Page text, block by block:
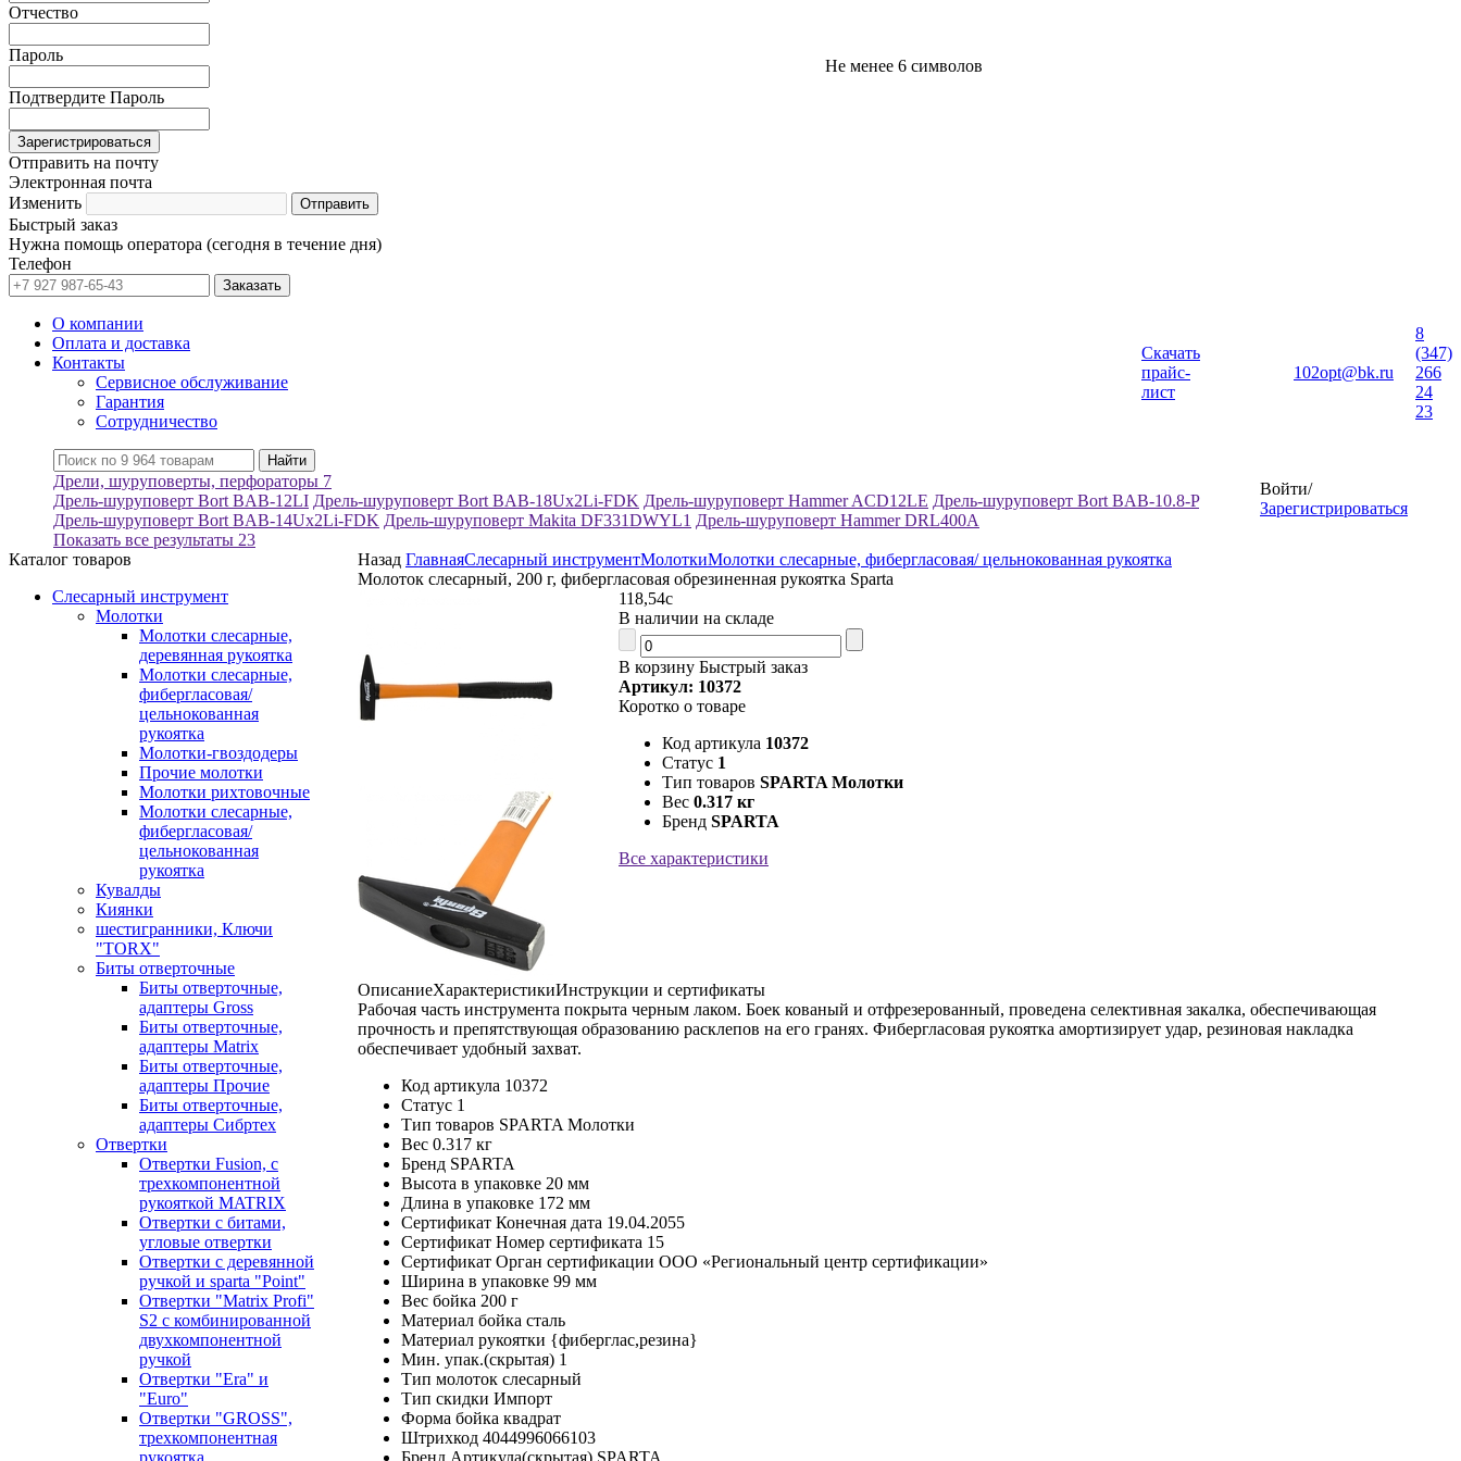
Отчество
Пароль
Не менее 6 символов
Подтвердите Пароль
Отправить на почту
Электронная почта
Изменить
Быстрый заказ
Нужна помощь оператора (сегодня в течение дня)
Телефон
О компании
Оплата и доставка
Контакты
Сервисное обслуживание
Гарантия
Сотрудничество
Скачать
прайс-
лист
102opt@bk.ru
8
(347)
266
24
23
Дрели, шуруповерты, перфораторы 7
Дрель-шуруповерт Bort BAB-12LI Дрель-шуруповерт Bort BAB-18Ux2Li-FDK Дрель-шуруповерт Hammer ACD12LE Дрель-шуруповерт Bort BAB-10.8-P
Дрель-шуруповерт Bort BAB-14Ux2Li-FDK Дрель-шуруповерт Makita DF331DWYL1 Дрель-шуруповерт Hammer DRL400A
Показать все результаты 23
Войти/
Зарегистрироваться
Каталог товаров
Слесарный инструмент
Молотки
Молотки слесарные,
деревянная рукоятка
Молотки слесарные,
фибергласовая/
цельнокованная
рукоятка
Молотки-гвоздодеры
Прочие молотки
Молотки рихтовочные
Молотки слесарные,
фибергласовая/
цельнокованная
рукоятка
Кувалды
Киянки
шестигранники, Ключи
"TORX"
Биты отверточные
Биты отверточные,
адаптеры Gross
Биты отверточные,
адаптеры Matrix
Биты отверточные,
адаптеры Прочие
Биты отверточные,
адаптеры Сибртех
Отвертки
Отвертки Fusion, c
трехкомпонентной
рукояткой MATRIX
Отвертки с битами,
угловые отвертки
Отвертки с деревянной
ручкой и sparta "Point"
Отвертки "Matrix Profi"
S2 с комбинированной
двухкомпонентной
ручкой
Отвертки "Era" и
"Euro"
Отвертки "GROSS",
трехкомпонентная
рукоятка
Назад ГлавнаяСлесарный инструментМолоткиМолотки слесарные, фибергласовая/ цельнокованная рукоятка
Молоток слесарный, 200 г, фибергласовая обрезиненная рукоятка Sparta
118,54c
В наличии на складе
В корзину Быстрый заказ
Артикул: 10372
Коротко о товаре
Код артикула 10372
Статус 1
Тип товаров SPARTA Молотки
Вес 0.317 кг
Бренд SPARTA
Все характеристики
ОписаниеХарактеристикиИнструкции и сертификаты
Рабочая часть инструмента покрыта черным лаком. Боек кованый и отфрезерованный, проведена селективная закалка, обеспечивающая
прочность и препятствующая образованию расклепов на его гранях. Фибергласовая рукоятка амортизирует удар, резиновая накладка
обеспечивает удобный захват.
Код артикула 10372
Статус 1
Тип товаров SPARTA Молотки
Вес 0.317 кг
Бренд SPARTA
Высота в упаковке 20 мм
Длина в упаковке 172 мм
Сертификат Конечная дата 19.04.2055
Сертификат Номер сертификата 15
Сертификат Орган сертификации ООО «Региональный центр сертификации»
Ширина в упаковке 99 мм
Вес бойка 200 г
Материал бойка сталь
Материал рукоятки {фиберглас,резина}
Мин. упак.(скрытая) 1
Тип молоток слесарный
Тип скидки Импорт
Форма бойка квадрат
Штрихкод 4044996066103
Бренд Артикула(скрытая) SPARTA